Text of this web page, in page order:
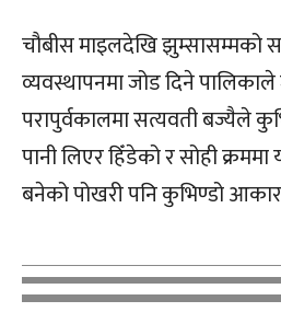
चौबीस माइलदेखि झुम्सासम्मको
व्यवस्थापनमा जोड दिने
परापुर्वकालमा सत्यवती बज्यैले
पानी लिएर हिँडेको र सोही क्रममा
बनेको पोखरी पनि कुभिण्डो